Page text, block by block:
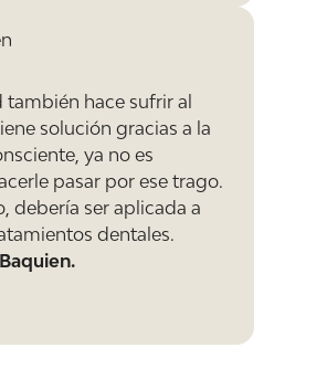
también hace sufrir al
solución gracias a la
ya no es
pasar por ese trago.
debería ser aplicada a
dentales.